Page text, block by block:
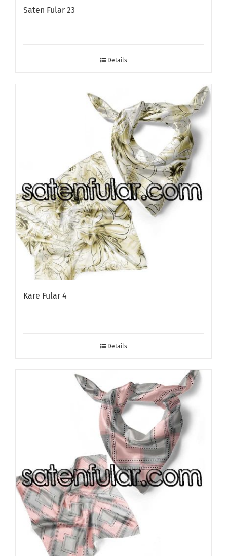
Saten Fular 23
Details
Kare Fular 4
Details